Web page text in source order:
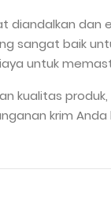
sangat baik
untuk
kualitas
krim